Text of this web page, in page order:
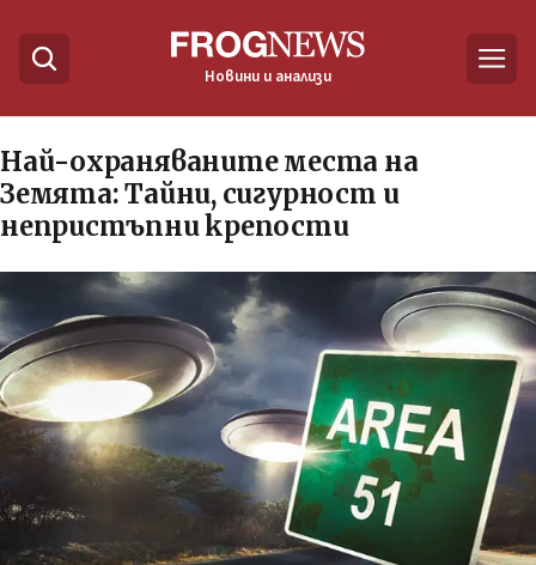
Новини и анализи
Най-охраняваните места на
Земята: Тайни, сигурност и
непристъпни крепости